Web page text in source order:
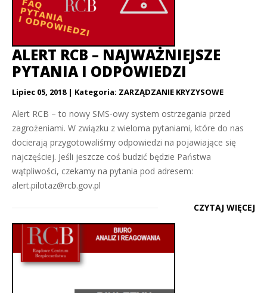
ALERT RCB – NAJWAŻNIEJSZE
PYTANIA I ODPOWIEDZI
Lipiec 05, 2018 Kategoria: ZARZĄDZANIE KRYZYSOWE
Alert RCB – to nowy SMS-owy system ostrzegania przed
zagrożeniami. W związku z wieloma pytaniami, które do nas
docierają przygotowaliśmy odpowiedzi na pojawiające się
najczęściej. Jeśli jeszcze coś budzić będzie Państwa
wątpliwości, czekamy na pytania pod adresem:
alert.pilotaz@rcb.gov.pl
CZYTAJ WIĘCEJ